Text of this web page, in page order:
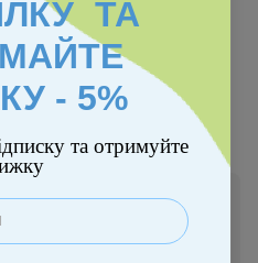
ТА
- 5%
та отримуйте